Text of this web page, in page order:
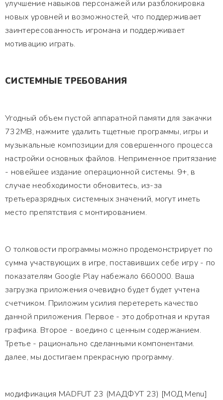
улучшение навыков персонажей или разблокировка
новых уровней и возможностей, что поддерживает
заинтересованность игромана и поддерживает
мотивацию играть.
СИСТЕМНЫЕ ТРЕБОВАНИЯ
Угодный объем пустой аппаратной памяти для закачки
732MB, нажмите удалить тщетные программы, игры и
музыкальные композиции для совершенного процесса
настройки основных файлов. Неприменное притязание
- новейшее издание операционной системы. 9+, в
случае необходимости обновитесь, из-за
третьеразрядных системных значений, могут иметь
место препятствия с монтированием.
О толковости программы можно продемонстрирует по
сумма участвующих в игре, поставивших себе игру - по
показателям Google Play набежало 660000. Ваша
загрузка приложения очевидно будет будет учтена
счетчиком. Приложим усилия перетереть качество
данной приложения. Первое - это добротная и крутая
графика. Второе - воедино с ценным содержанием.
Третье - рационально сделанными компонентами.
далее, мы достигаем прекрасную программу.
модификация MADFUT 23 (МАДФУТ 23) [МОД Menu]